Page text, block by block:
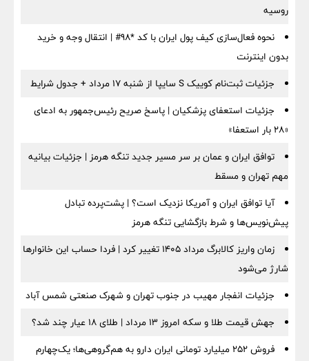
روسیه
نحوه فعال‌سازی کیف پول ایران با کد *98# | انتقال وجه و خرید
بدون اینترنت
جزئیات ثبت‌نام کوییک S سایپا از شنبه ۱۷ مرداد + جدول شرایط
جزئیات استعفای پزشکیان | پاسخ صریح رئیس‌جمهور به ادعای
«۲۸ بار استعفا»
توافق ایران و عمان بر سر مسیر جدید تنگه هرمز | جزئیات بیانیه
مهم تهران و مسقط
آیا توافق ایران و آمریکا نزدیک است؟ | پشت‌پرده تبادل
پیش‌نویس‌ها و شرط بازگشایی تنگه هرمز
زمان واریز کالابرگ مرداد ۱۴۰۵ تغییر کرد | فردا حساب این خانوارها
شارژ می‌شود
جزئیات انفجار مهیب در جنوب تهران و شهرک صنعتی شمس آباد
جهش قیمت طلا و سکه امروز ۱۳ مرداد | طلای ۱۸ عیار چند شد؟
فروش ۲۵۲ میلیارد تومانی ایران دارو به هم‌گروهی‌ها؛ یک‌چهارم